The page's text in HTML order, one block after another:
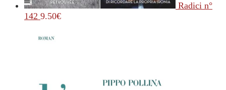
Radici n°
142 9.50€